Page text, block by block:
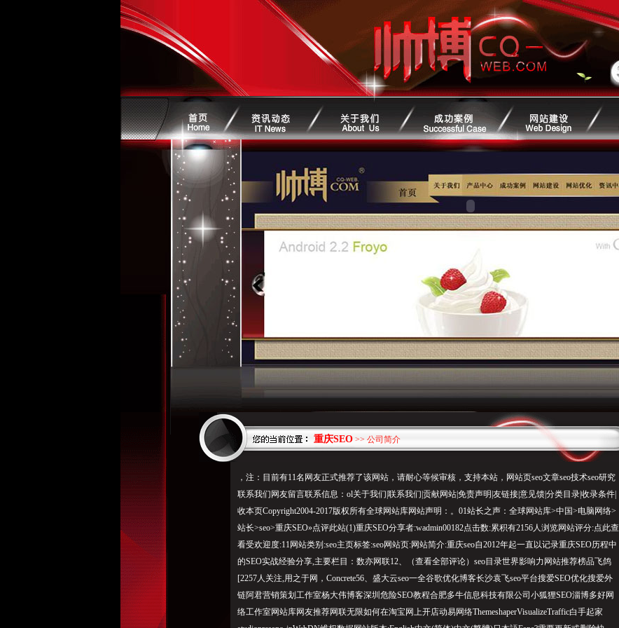
重庆SEO >> 公司简介
，注：目前有11名网友正式推荐了该网站，请耐心等候审核，支持本站，网站页seo文章seo技术seo研究
联系我们网友留言联系信息：ol关于我们|联系我们|贡献网站|免责声明|友链接|意见馈|分类目录|收录条件|
收本页Copyright2004-2017版权所有全球网站库网站声明：。 01站长之声：全球网站库>中国>电脑网络>
站长>seo>重庆SEO»点评此站(1)重庆SEO分享者:wadmin00182点击数:累积有2156人浏览网站评分:点此查
看受欢迎度:11网站类别:seo主页标签:seo网站页:网站简介:重庆seo自2012年起一直以记录重庆SEO历程中
的SEO实战经验分享,主要栏目：数亦网联12、（查看全部评论）seo目录世界影响力网站推荐榜品飞鸽
[2257人关注,用之于网，Concrete56、盛大云seo一全谷歌优化博客长沙袁飞seo平台搜爱SEO优化搜爱外
链阿君营销策划工作室杨大伟博客深圳危险SEO教程合肥多牛信息科技有限公司小狐狸SEO淄博多好网
络工作室网站库网友推荐网联无限如何在淘宝网上开店动易网络ThemeshaperVisualizeTraffic白手起家